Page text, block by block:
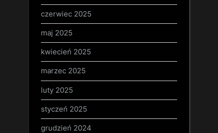
czerwiec 2025
maj 2025
kwiecień 2025
marzec 2025
luty 2025
styczeń 2025
grudzień 2024